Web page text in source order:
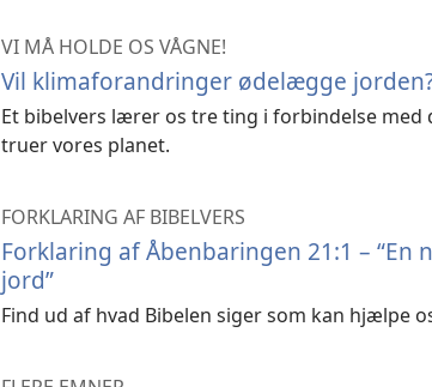
VI MÅ HOLDE OS VÅGNE!
Vil klimaforandringer ødelægge
Et bibelvers lærer os tre ting i forbindelse
truer vores planet.
FORKLARING AF BIBELVERS
Forklaring af Åbenbaringen 21:1 – “En
jord”
Find ud af hvad Bibelen siger som kan hjælpe